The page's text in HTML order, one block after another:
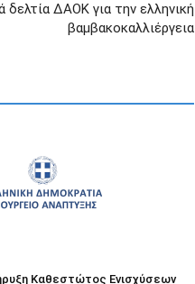
δελτία ΔΑΟΚ για την ελληνική
βαμβακοκαλλιέργεια
Καθεστώτος Ενισχύσεων